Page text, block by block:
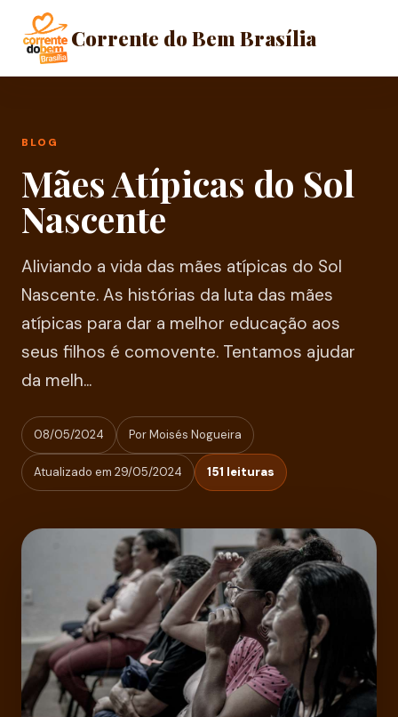
Corrente do Bem Brasília
BLOG
Mães Atípicas do Sol
Nascente
Aliviando a vida das mães atípicas do Sol
Nascente. As histórias da luta das mães
atípicas para dar a melhor educação aos
seus filhos é comovente. Tentamos ajudar
da melh...
08/05/2024 Por Moisés Nogueira
Atualizado em 29/05/2024 151 leituras